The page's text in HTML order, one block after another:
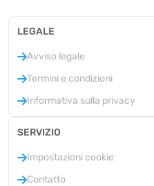
LEGALE
Avviso legale
Termini e condizioni
Informativa sulla privacy
SERVIZIO
Impostazioni cookie
Contatto